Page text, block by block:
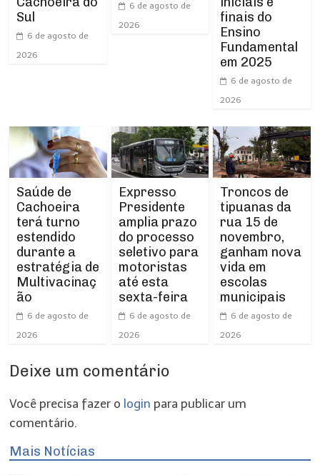
Sul
6 de agosto de
2026
6 de agosto de
2026
finais do
Ensino
Fundamental
em 2025
6 de agosto de
2026
Saúde de
Cachoeira
terá turno
estendido
durante a
estratégia de
Multivacinaç
ão
6 de agosto de
2026
Expresso
Presidente
amplia prazo
do processo
seletivo para
motoristas
até esta
sexta-feira
6 de agosto de
2026
Troncos de
tipuanas da
rua 15 de
novembro,
ganham nova
vida em
escolas
municipais
6 de agosto de
2026
Deixe um comentário
Você precisa fazer o login para publicar um
comentário.
Mais Notícias